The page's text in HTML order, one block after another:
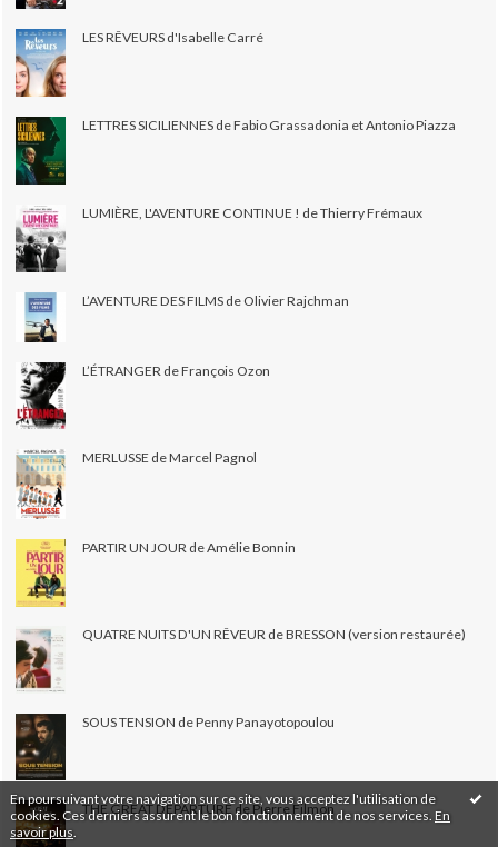
En poursuivant votre navigation sur ce site, vous acceptez l'utilisation de
cookies. Ces derniers assurent le bon fonctionnement de nos services. En
savoir plus
LES RÊVEURS d'Isabelle Carré
LETTRES SICILIENNES de Fabio Grassadonia et Antonio Piazza
LUMIÈRE, L'AVENTURE CONTINUE ! de Thierry Frémaux
L’AVENTURE DES FILMS de Olivier Rajchman
L’ÉTRANGER de François Ozon
MERLUSSE de Marcel Pagnol
PARTIR UN JOUR de Amélie Bonnin
QUATRE NUITS D'UN RÊVEUR de BRESSON (version restaurée)
SOUS TENSION de Penny Panayotopoulou
THE GREAT DEPARTURE de Pierre Filmon